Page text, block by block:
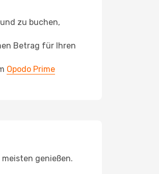
zu buchen,
Betrag für Ihren
Opodo Prime
genießen.